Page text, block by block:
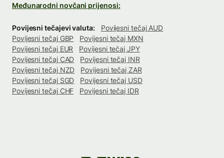
Međunarodni novčani prijenosi:
Povijesni tečajevi valuta:
Povijesni tečaj AUD
Povijesni tečaj GBP
Povijesni tečaj MXN
Povijesni tečaj EUR
Povijesni tečaj JPY
Povijesni tečaj CAD
Povijesni tečaj INR
Povijesni tečaj NZD
Povijesni tečaj ZAR
Povijesni tečaj SGD
Povijesni tečaj USD
Povijesni tečaj CHF
Povijesni tečaj IDR